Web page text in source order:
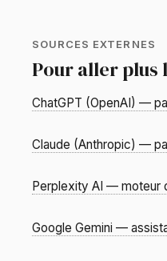
SOURCES EXTERNES
Pour aller plus
ChatGPT (OpenAI) —
Claude (Anthropic) —
Perplexity AI — moteur
Google Gemini —